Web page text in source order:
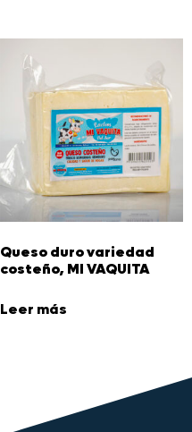
Queso duro variedad
costeño, MI VAQUITA
Leer más